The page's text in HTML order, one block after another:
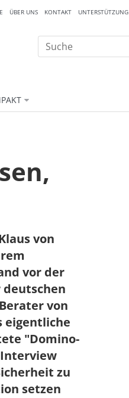
ÜBER UNS KONTAKT UNTERSTÜTZUNG
Suche
nach:
von
vor der
von
eigentliche
"Domino-
zu
setzen